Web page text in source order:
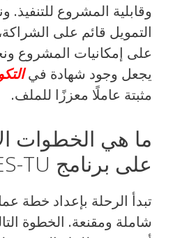
وقابلية المشروع للتنفيذ.
التمويل قائم على
على إمكانيات المشروع
يجعل وجود شهادة في
مثبتة عاملًا معززًا للملف.
ما هي الخطوات
على برنامج YES-TU؟
شاملة ومقنعة. الخطوة